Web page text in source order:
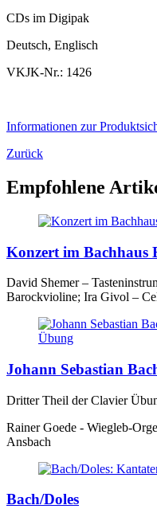
CDs im Digipak
Deutsch, Englisch
VKJK-Nr.: 1426
Informationen zur
Zurück
Empfohlene
Konzert im Bachhaus
David Shemer –
Barockvioline; Ira Givol –
Johann Sebastian
Dritter Theil der Clavier
Rainer Goede - Wiegleb-
Ansbach
Bach/Doles